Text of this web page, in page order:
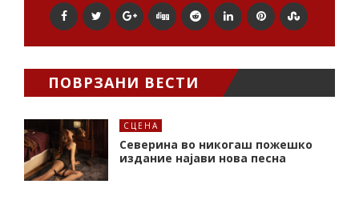
ПОВРЗАНИ ВЕСТИ
СЦЕНА
Северина во никогаш пожешко
издание најави нова песна